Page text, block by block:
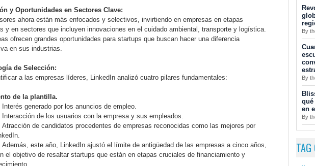
y Oportunidades en Sectores Clave:
ahora están más enfocados y selectivos, invirtiendo en empresas en etapas
y en sectores que incluyen innovaciones en el cuidado ambiental, transporte y logística.
ofrecen grandes oportunidades para startups que buscan hacer una diferencia
en sus industrias.
de Selección:
a las empresas líderes, LinkedIn analizó cuatro pilares fundamentales:
de la plantilla.
Interés generado por los anuncios de empleo.
Interacción de los usuarios con la empresa y sus empleados.
Atracción de candidatos procedentes de empresas reconocidas como las mejores por
Además, este año, LinkedIn ajustó el límite de antigüedad de las empresas a cinco años,
el objetivo de resaltar startups que están en etapas cruciales de financiamiento y
By
By
qué
en
By
TAG